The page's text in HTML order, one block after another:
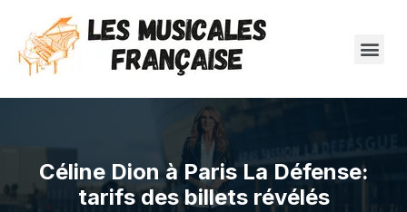
Céline Dion à Paris La Défense:
tarifs des billets révélés